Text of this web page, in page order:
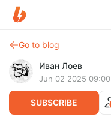
Go to blog
Иван Лоев
Jun 02 2025 09:00
SUBSCRIBE